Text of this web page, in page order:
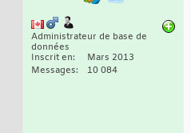
Administrateur de base de
données
Inscrit en
Mars 2013
Messages
10 084